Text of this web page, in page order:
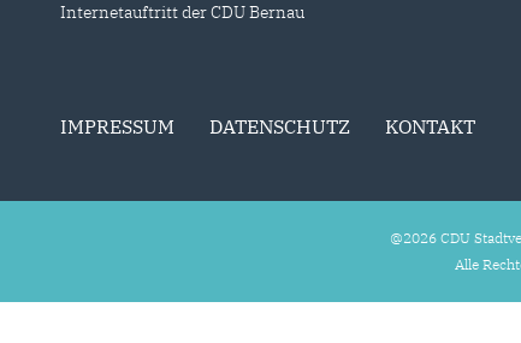
Internetauftritt der CDU Bernau
IMPRESSUM DATENSCHUTZ KONTAKT
@2026 CDU
Alle